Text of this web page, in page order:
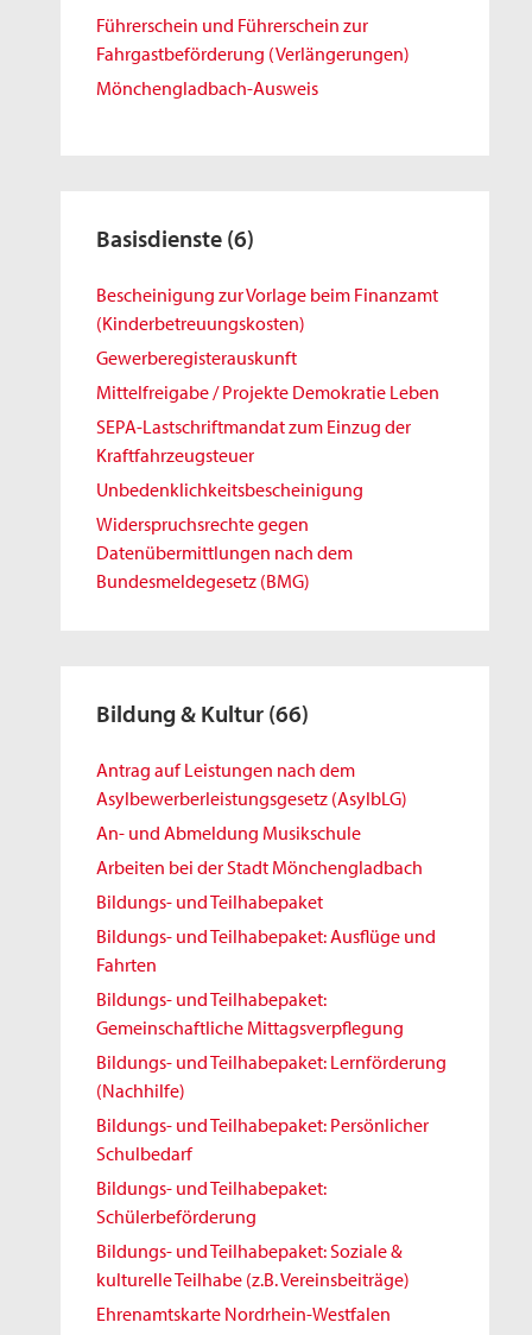
Führerschein und Führerschein zur
Fahrgastbeförderung (Verlängerungen)
Mönchengladbach-Ausweis
Basisdienste (6)
Bescheinigung zur Vorlage beim Finanzamt
(Kinderbetreuungskosten)
Gewerberegisterauskunft
Mittelfreigabe / Projekte Demokratie Leben
SEPA-Lastschriftmandat zum Einzug der
Kraftfahrzeugsteuer
Unbedenklichkeitsbescheinigung
Widerspruchsrechte gegen
Datenübermittlungen nach dem
Bundesmeldegesetz (BMG)
Bildung & Kultur (66)
Antrag auf Leistungen nach dem
Asylbewerberleistungsgesetz (AsylbLG)
An- und Abmeldung Musikschule
Arbeiten bei der Stadt Mönchengladbach
Bildungs- und Teilhabepaket
Bildungs- und Teilhabepaket: Ausflüge und
Fahrten
Bildungs- und Teilhabepaket:
Gemeinschaftliche Mittagsverpflegung
Bildungs- und Teilhabepaket: Lernförderung
(Nachhilfe)
Bildungs- und Teilhabepaket: Persönlicher
Schulbedarf
Bildungs- und Teilhabepaket:
Schülerbeförderung
Bildungs- und Teilhabepaket: Soziale &
kulturelle Teilhabe (z.B. Vereinsbeiträge)
Ehrenamtskarte Nordrhein-Westfalen